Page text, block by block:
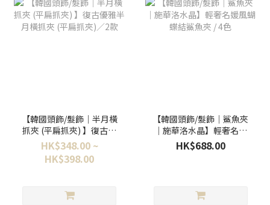
【韓國頭飾/髮飾｜半月橫
抓夾 (平扁抓夾) 】復古優
雅半月橫抓夾 (平扁抓夾)
／2款
HK$348.00 ~
HK$398.00
【韓國頭飾/髮飾｜鯊魚夾
｜施華洛水晶】輕奢名媛
風蝴蝶結鯊魚夾 / 4色
HK$688.00